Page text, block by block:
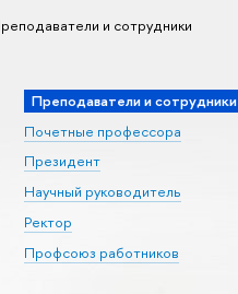
и сотрудники
Преподаватели и сотрудники
Почетные профессора
Президент
Научный руководитель
Ректор
Профсоюз работников